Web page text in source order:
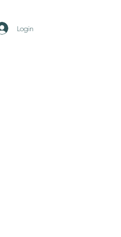
Login